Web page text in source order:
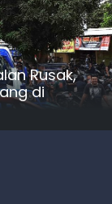
Rusak,
di